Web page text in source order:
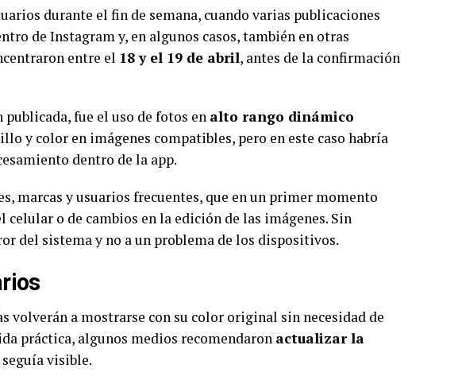
durante el fin de semana, cuando varias publicaciones
de Instagram y, en algunos casos, también en otras
entre el 18 y el 19 de abril, antes de la confirmación
fue el uso de fotos en alto rango dinámico
y color en imágenes compatibles, pero en este caso habría
dentro de la app.
marcas y usuarios frecuentes, que en un primer momento
celular o de cambios en la edición de las imágenes. Sin
del sistema y no a un problema de los dispositivos.
volverán a mostrarse con su color original sin necesidad de
práctica, algunos medios recomendaron actualizar la
visible.